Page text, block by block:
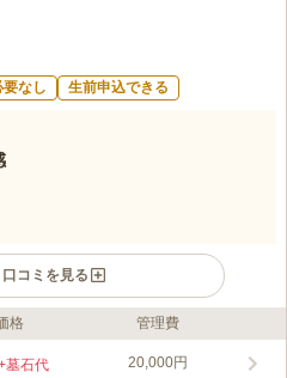
なし 生前申込できる
コミを見る
」から徒歩4分と、お参りしやすい立
格 管理費
墓石代 20,000円